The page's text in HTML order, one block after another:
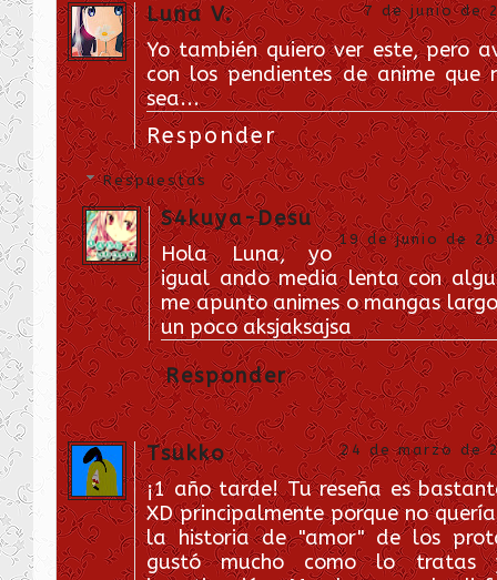
Luna V. 7 de junio de
Yo también quiero ver este, pero
con los pendientes de anime que
sea...
Responder
Respuestas
S4kuya-Desu
19 de junio de
Hola Luna, yo
igual ando media lenta con
me apunto animes o mangas
un poco aksjaksajsa
Responder
Tsukko 24 de marzo de
¡1 año tarde! Tu reseña es
XD principalmente porque no
la historia de "amor" de los
gustó mucho como lo